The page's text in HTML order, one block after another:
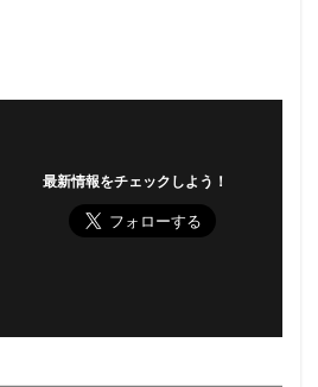
最新情報をチェックしよう！